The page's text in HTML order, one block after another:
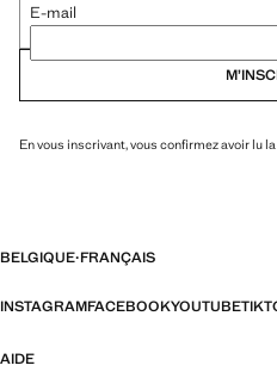
E-mail
En vous inscrivant, vous confirmez avoir lu la
BELGIQUE·FRANÇAIS
INSTAGRAMFACEBOOKYOUTUBE
AIDE